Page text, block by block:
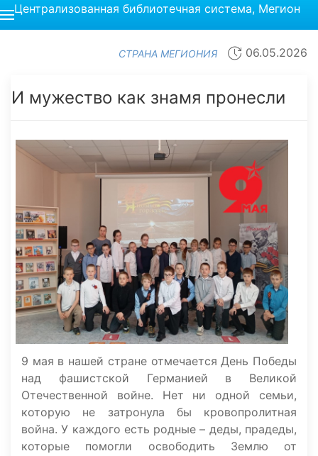
Централизованная библиотечная система, Мегион
СТРАНА МЕГИОНИЯ 06.05.2026
И мужество как знамя пронесли
9 мая в нашей стране отмечается День Победы
над фашистской Германией в Великой
Отечественной войне. Нет ни одной семьи,
которую не затронула бы кровопролитная
война. У каждого есть родные – деды, прадеды,
которые помогли освободить Землю от